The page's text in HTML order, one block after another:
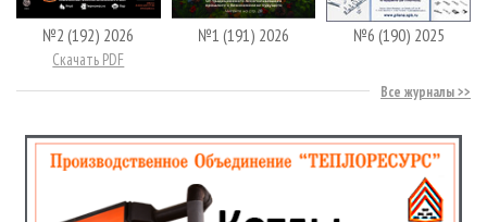
№2 (192) 2026
Скачать PDF
№1 (191) 2026 №6 (190) 2025
Все журналы